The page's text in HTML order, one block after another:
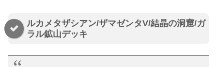
ルカメタザシアン/ザマゼンタV/結晶の洞窟/ガ
ラル鉱山デッキ